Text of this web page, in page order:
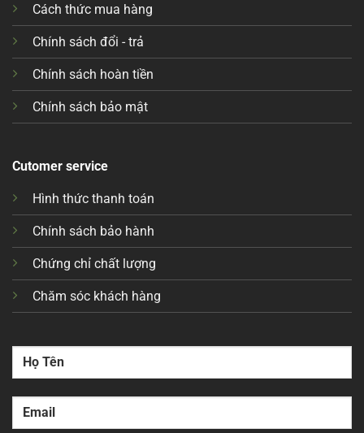
Cách thức mua hàng
Chính sách đổi - trả
Chính sách hoàn tiền
Chính sách bảo mật
Cutomer service
Hình thức thanh toán
Chính sách bảo hành
Chứng chỉ chất lượng
Chăm sóc khách hàng